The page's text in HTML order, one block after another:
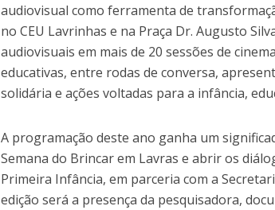
audiovisual como ferramenta de
no CEU Lavrinhas e na Praça Dr. Augusto
audiovisuais em mais de 20 sessões de
educativas, entre rodas de conversa,
solidária e ações voltadas para a infância,
A programação deste ano ganha um
Semana do Brincar em Lavras e abrir os
Primeira Infância, em parceria com a
edição será a presença da pesquisadora,